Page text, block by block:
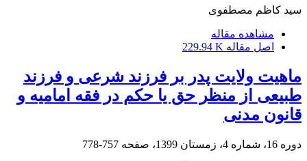
سید کاظم مصطفوی
مشاهده مقاله
اصل مقاله 229.94 K
ماهیت ولایت پدر بر فرزند شرعی و فرزند
طبیعی از منظر حق یا حکم در فقه امامیه و
قانون مدنی
دوره 16، شماره 4، زمستان 1399، صفحه 757-778